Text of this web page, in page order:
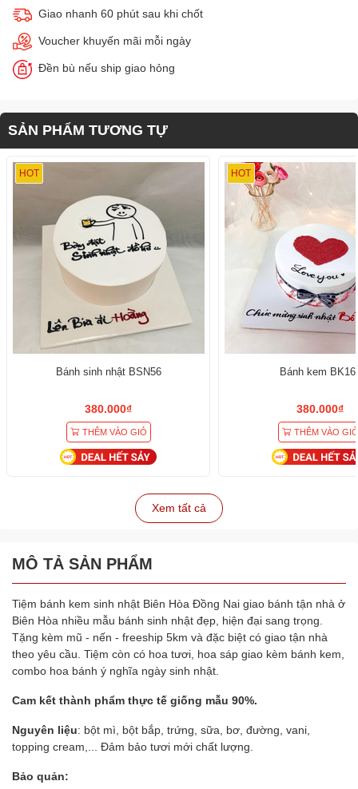
Giao nhanh 60 phút sau khi chốt
Voucher khuyến mãi mỗi ngày
Đền bù nếu ship giao hỏng
SẢN PHẨM TƯƠNG TỰ
HOT
Bánh sinh nhật BSN56
380.000₫
THÊM VÀO GIỎ
HOT
Bánh kem
380.000₫
THÊM VÀO GIỎ
Xem tất cả
MÔ TẢ SẢN PHẨM
Tiệm bánh kem sinh nhật Biên Hòa Đồng Nai giao bánh tận nhà ở
Biên Hòa nhiều mẫu bánh sinh nhật đẹp, hiện đại sang trọng.
Tặng kèm mũ - nến - freeship 5km và đặc biệt có giao tận nhà
theo yêu cầu. Tiệm còn có hoa tươi, hoa sáp giao kèm bánh kem,
combo hoa bánh ý nghĩa ngày sinh nhật.
Cam kết thành phẩm thực tế giống mẫu 90%.
Nguyên liệu: bột mì, bột bắp, trứng, sữa, bơ, đường, vani,
topping cream,... Đảm bảo tươi mới chất lượng.
Bảo quản: